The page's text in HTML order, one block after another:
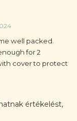
well packed.
for 2
cover to protect
értékelést,